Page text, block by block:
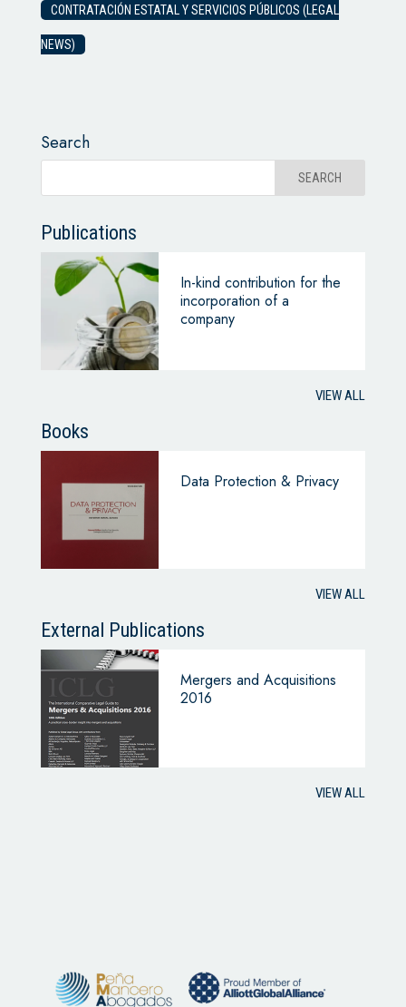
CONTRATACIÓN ESTATAL Y SERVICIOS PÚBLICOS (LEGAL
NEWS)
Search
Publications
In-kind contribution for the
incorporation of a
company
VIEW ALL
Books
Data Protection & Privacy
VIEW ALL
External Publications
Mergers and Acquisitions
2016
VIEW ALL